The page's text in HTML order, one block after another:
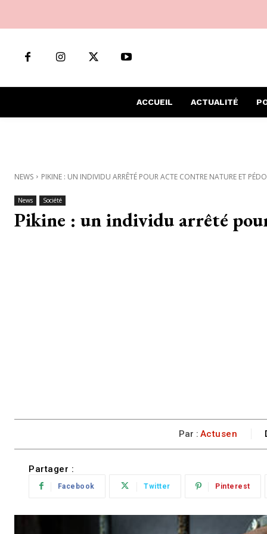
ACCUEIL ACTUALITÉ
NEWS PIKINE : UN INDIVIDU ARRÊTÉ POUR ACTE CONTRE NATURE ET
News Société
Pikine : un individu arrêté
Par : Actusen
Partager :
Facebook Twitter Pinterest